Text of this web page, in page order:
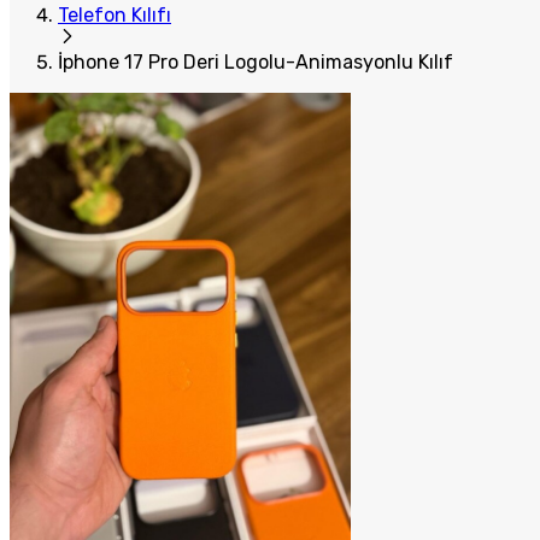
Telefon Kılıfı
İphone 17 Pro Deri Logolu-Animasyonlu Kılıf